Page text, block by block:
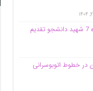
استان البرز در جنگ 12 روزه 7 شهید دانشجو تقدیم
در خطوط اتوبوسرانی